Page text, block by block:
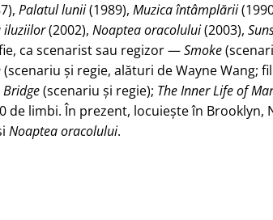
Palatul lunii(1989), Muzica întâmplării
iluziilor(2002), Noaptea oracolului(2003),
ca scenarist sau regizor —Smoke
(scenariu și regie, alături de Wayne Wang;
(scenariu și regie); The Inner Life of
de limbi. În prezent, locuiește în Brooklyn,
Noaptea oracolului.